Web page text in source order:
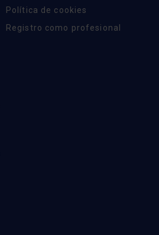
Política de cookies
Registro como profesional